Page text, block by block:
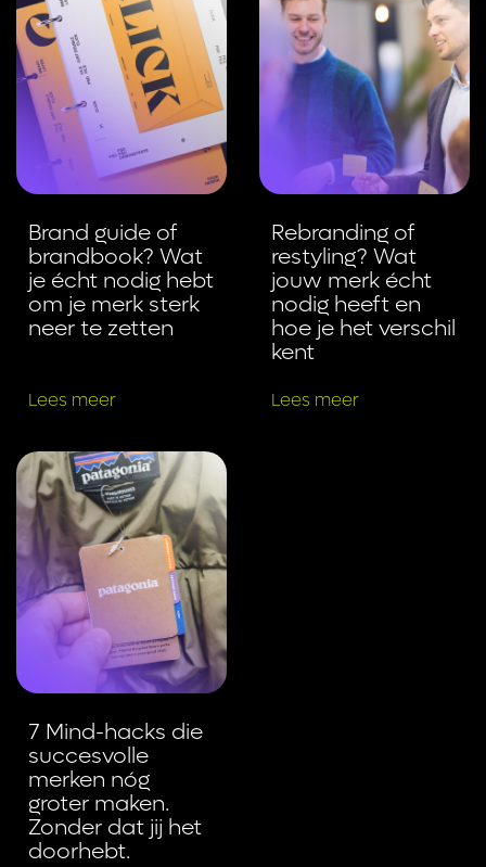
Brand guide of
brandbook? Wat
je écht nodig hebt
om je merk sterk
neer te zetten
Lees meer
Rebranding of
restyling? Wat
jouw merk écht
nodig heeft en
hoe je het verschil
kent
Lees meer
7 Mind-hacks die
succesvolle
merken nóg
groter maken.
Zonder dat jij het
doorhebt.